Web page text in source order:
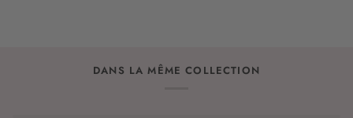
DANS LA MÊME COLLECTION